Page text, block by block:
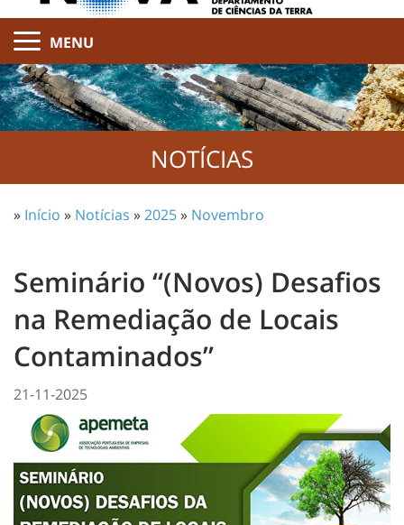
MENU
NOTÍCIAS
» Início » Notícias »2025» Novembro
Seminário “(Novos) Desafios
na Remediação de Locais
Contaminados”
21-11-2025